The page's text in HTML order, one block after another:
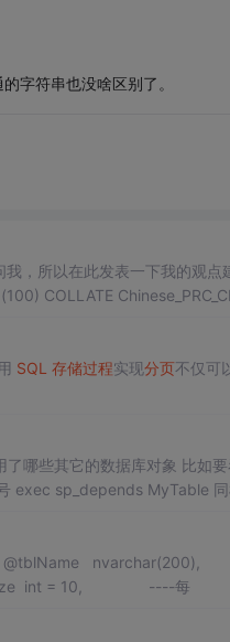
字符串也没啥区别了。
，所以在此发表一下我的观点
COLLATE
SQL 存储过程实现分页不仅可
哪些其它的数据库对象 比如
exec sp_depends MyTable
@tblName
int = 10, ----每